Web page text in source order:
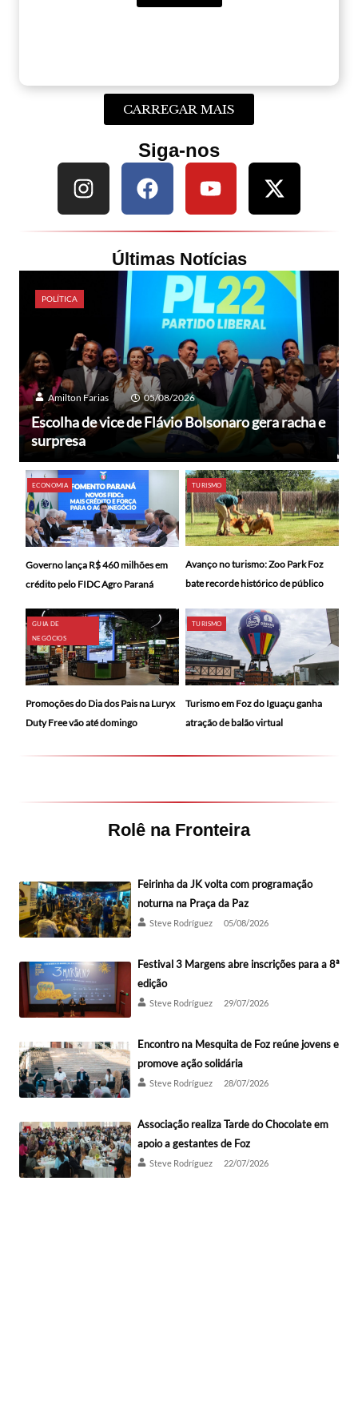
CARREGAR MAIS
Siga-nos
Últimas Notícias
POLÍTICA
Amilton Farias 05/08/2026
Escolha de vice de Flávio Bolsonaro gera racha e
surpresa
ECONOMIA
Governo lança R$ 460 milhões em
crédito pelo FIDC Agro Paraná
TURISMO
Avanço no turismo: Zoo Park Foz
bate recorde histórico de público
GUIA DE
NEGÓCIOS
Promoções do Dia dos Pais na Luryx
Duty Free vão até domingo
TURISMO
Turismo em Foz do Iguaçu ganha
atração de balão virtual
Rolê na Fronteira
Feirinha da JK volta com programação
noturna na Praça da Paz
Steve Rodríguez 05/08/2026
Festival 3 Margens abre inscrições para a 8ª
edição
Steve Rodríguez 29/07/2026
Encontro na Mesquita de Foz reúne jovens e
promove ação solidária
Steve Rodríguez 28/07/2026
Associação realiza Tarde do Chocolate em
apoio a gestantes de Foz
Steve Rodríguez 22/07/2026